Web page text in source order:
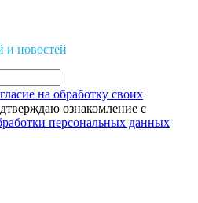
и новостей
на обработку своих
ознакомление с
персональных данных